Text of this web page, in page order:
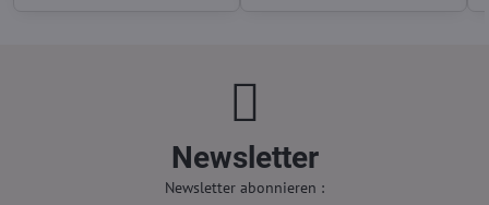
Newsletter
Newsletter abonnieren :